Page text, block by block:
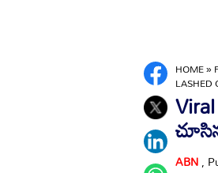
HOME»
LASHED
ABN,